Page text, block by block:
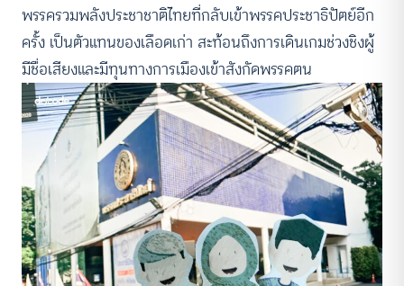
พรรครวมพลังประชาชาติไทยที่กลับเข้าพรรคประชาธิปัตย์อีก
ครั้ง เป็นตัวแทนของเลือดเก่า สะท้อนถึงการเดินเกมช่วงชิงผู้
มีชื่อเสียงและมีทุนทางการเมืองเข้าสังกัดพรรคตน